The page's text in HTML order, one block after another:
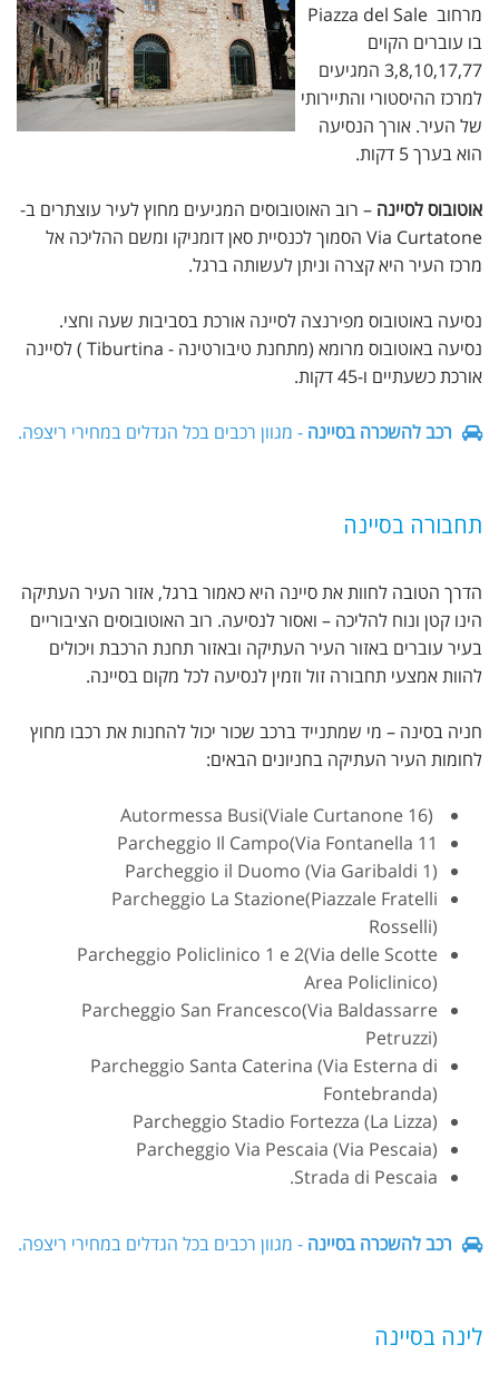
מרחוב Piazza del Sale
בו עוברים הקוים
3,8,10,17,77 המגיעים
למרכז ההיסטורי והתיירותי
של העיר. אורך הנסיעה
הוא בערך 5 דקות.
אוטובוס לסיינה – רוב האוטובוסים המגיעים מחוץ לעיר עוצתרים ב-
Via Curtatone הסמוך לכנסיית סאן דומניקו ומשם ההליכה אל
מרכז העיר היא קצרה וניתן לעשותה ברגל.
נסיעה באוטובוס מפירנצה לסיינה אורכת בסביבות שעה וחצי.
נסיעה באוטובוס מרומא (מתחנת טיבורטינה - Tiburtina ) לסיינה
אורכת כשעתיים ו-45 דקות.
רכב להשכרה בסיינה - מגוון רכבים בכל הגדלים במחירי ריצפה.
תחבורה בסיינה
הדרך הטובה לחוות את סיינה היא כאמור ברגל, אזור העיר העתיקה
הינו קטן ונוח להליכה – ואסור לנסיעה. רוב האוטובוסים הציבוריים
בעיר עוברים באזור העיר העתיקה ובאזור תחנת הרכבת ויכולים
להוות אמצעי תחבורה זול וזמין לנסיעה לכל מקום בסיינה.
חניה בסינה – מי שמתנייד ברכב שכור יכול להחנות את רכבו מחוץ
לחומות העיר העתיקה בחניונים הבאים:
Parcheggio Il Campo(Via Fontanella 11
Parcheggio il Duomo (Via Garibaldi 1)
Parcheggio La Stazione(Piazzale Fratelli
Rosselli)
Parcheggio Policlinico 1 e 2(Via delle Scotte
Area Policlinico)
Parcheggio San Francesco(Via Baldassarre
Petruzzi)
Parcheggio Santa Caterina (Via Esterna di
Fontebranda)
Parcheggio Stadio Fortezza (La Lizza)
Parcheggio Via Pescaia (Via Pescaia)
Strada di Pescaia.
רכב להשכרה בסיינה - מגוון רכבים בכל הגדלים במחירי ריצפה.
לינה בסיינה